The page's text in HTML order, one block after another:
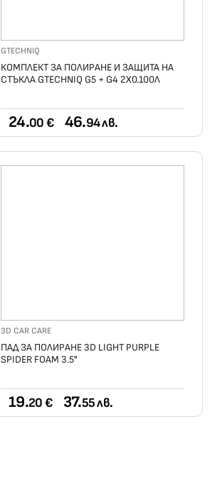
GTECHNIQ
КОМПЛЕКТ ЗА ПОЛИРАНЕ И ЗАЩИТА НА
СТЪКЛА GTECHNIQ G5 + G4 2Х0.100Л
24.00 € 46.94 лв.
3D CAR CARE
ПАД ЗА ПОЛИРАНЕ 3D LIGHT PURPLE
SPIDER FOAM 3.5"
19.20 € 37.55 лв.